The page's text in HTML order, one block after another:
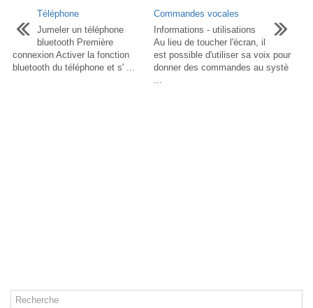
Téléphone
Jumeler un téléphone
bluetooth Première
connexion Activer la fonction
bluetooth du téléphone et s' ...
Commandes vocales
Informations - utilisations
Au lieu de toucher l'écran, il
est possible d'utiliser sa voix pour
donner des commandes au systè
...